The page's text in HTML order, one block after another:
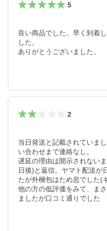
5
良い商品でした。早く到着
した。
ありがとうございました。
2
当日発送と記載されていま
い合わせまで連絡なし。
遅延の理由は開示されない
日後)と返信。ヤマト配送が
たが外梱包はため息でした(
他の方の低評価をみて、ま
ましたが口コミ通りでした